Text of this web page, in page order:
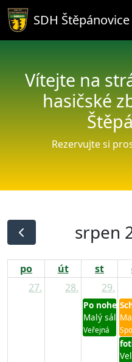
SDH Štěpánovice
Vítejte na
hasičské
Rezervujte si
srpen
po út st
27.
28. 29.
Po nohecu
Malý sál
Veřejná